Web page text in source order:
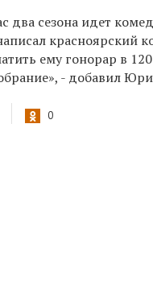
два сезона идет
красноярский
ему гонорар в
- добавил
0